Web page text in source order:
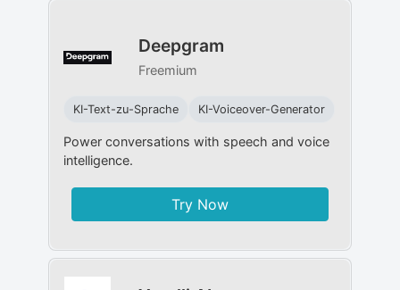
Deepgram
Freemium
KI-Text-zu-Sprache KI-Voiceover-Generator
Power conversations with speech and voice
intelligence.
Try Now